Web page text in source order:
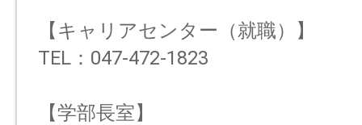
【キャリアセンター（就職）】
TEL：047-472-1823
【学部長室】